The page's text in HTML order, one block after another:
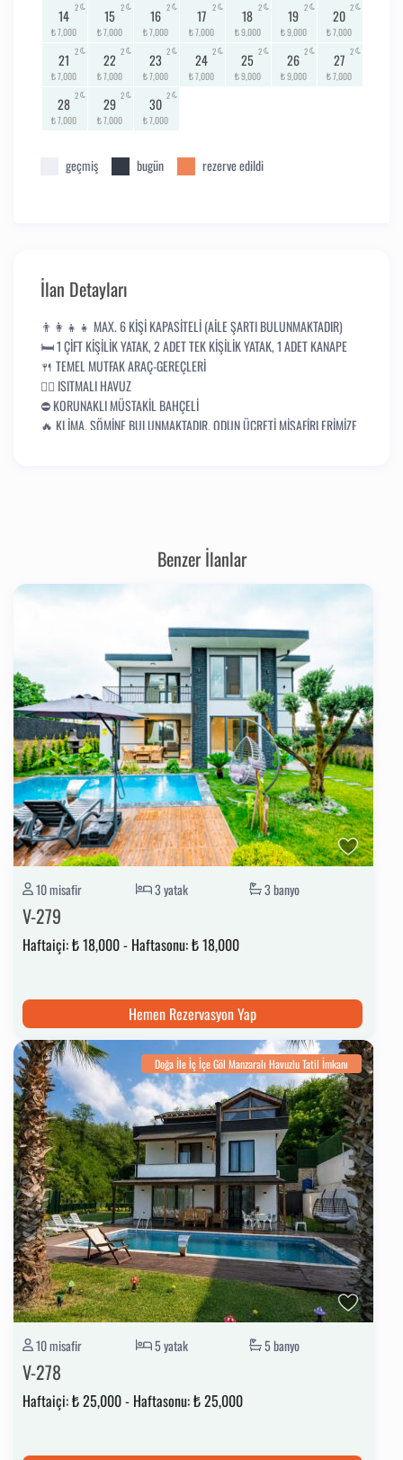
14
₺ 7,000
2 15
₺ 7,000
2 16
₺ 7,000
2 17
₺ 7,000
2 18
₺ 9,000
2 19
₺ 9,000
2 20
₺ 7,000
2
21
₺ 7,000
2 22
₺ 7,000
2 23
₺ 7,000
2 24
₺ 7,000
2 25
₺ 9,000
2 26
₺ 9,000
2 27
₺ 7,000
2
28
₺ 7,000
2 29
₺ 7,000
2 30
₺ 7,000
2
geçmiş bugün rezerve edildi
İlan Detayları
👨‍👩‍👧‍👧 MAX. 6 KİŞİ KAPASİTELİ (AİLE ŞARTI BULUNMAKTADIR)
🛏️ 1 ÇİFT KİŞİLİK YATAK, 2 ADET TEK KİŞİLİK YATAK, 1 ADET KANAPE
🍴 TEMEL MUTFAK ARAÇ-GEREÇLERİ
🏊‍♂️ ISITMALI HAVUZ
⛔ KORUNAKLI MÜSTAKİL BAHÇELİ
🔥 KLİMA, ŞÖMİNE BULUNMAKTADIR. ODUN ÜCRETİ MİSAFİRLERİMİZE
🕤 ÇIKIŞ SAATLERİMİZ: 11:30
✨ SICAK HAVUZLARIMIZ KIŞIN AKTİF OLMAKTADIR.
✨ TURİZM İŞLETME BELGE NO : G_16039
Benzer İlanlar
10 misafir 3 yatak 3 banyo
V-279
Haftaiçi:₺ 18,000- Haftasonu:₺ 18,000
Hemen Rezervasyon Yap
Doğa İle İç İçe Göl Manzaralı Havuzlu Tatil İmkanı
10 misafir 5 yatak 5 banyo
V-278
Haftaiçi:₺ 25,000- Haftasonu:₺ 25,000